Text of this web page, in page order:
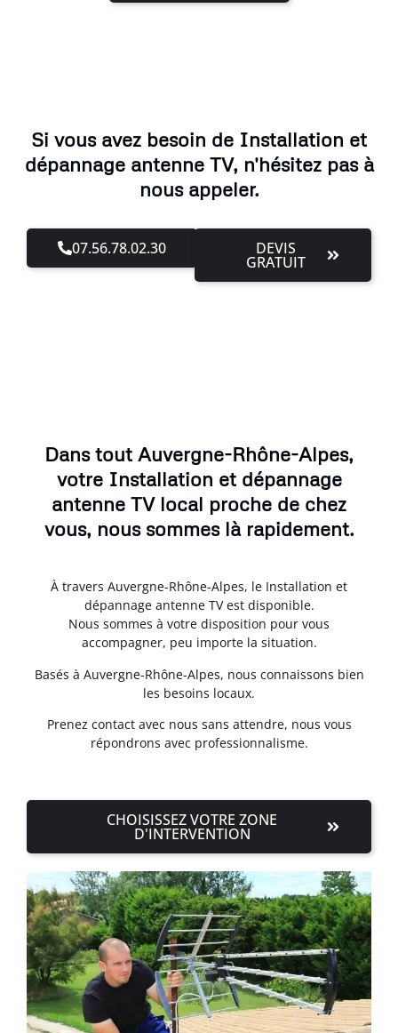
Si vous avez besoin de Installation et
dépannage antenne TV, n'hésitez pas à
nous appeler.
07.56.78.02.30 DEVIS
GRATUIT
Dans tout Auvergne-Rhône-Alpes,
votre Installation et dépannage
antenne TV local proche de chez
vous, nous sommes là rapidement.
À travers Auvergne-Rhône-Alpes, le Installation et
dépannage antenne TV est disponible.
Nous sommes à votre disposition pour vous
accompagner, peu importe la situation.
Basés à Auvergne-Rhône-Alpes, nous connaissons bien
les besoins locaux.
Prenez contact avec nous sans attendre, nous vous
répondrons avec professionnalisme.
CHOISISSEZ VOTRE ZONE
D'INTERVENTION